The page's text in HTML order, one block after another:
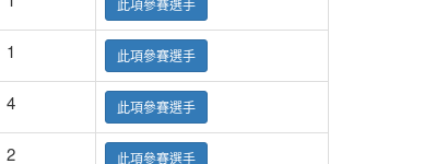
此項參賽選手
1 此項參賽選手
4 此項參賽選手
2 此項參賽選手